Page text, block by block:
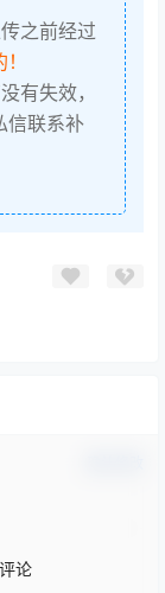
之前经过
有失效，
信联系补
论